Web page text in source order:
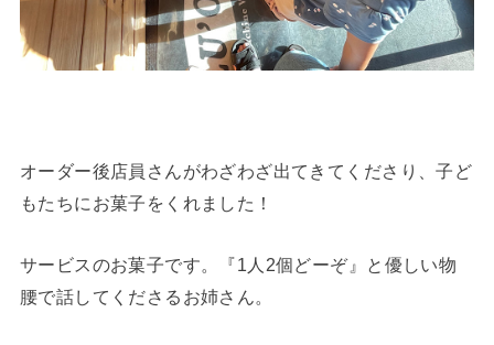
オーダー後店員さんがわざわざ出てきてくださり、子ど
もたちにお菓子をくれました！
サービスのお菓子です。『1人2個どーぞ』と優しい物
腰で話してくださるお姉さん。